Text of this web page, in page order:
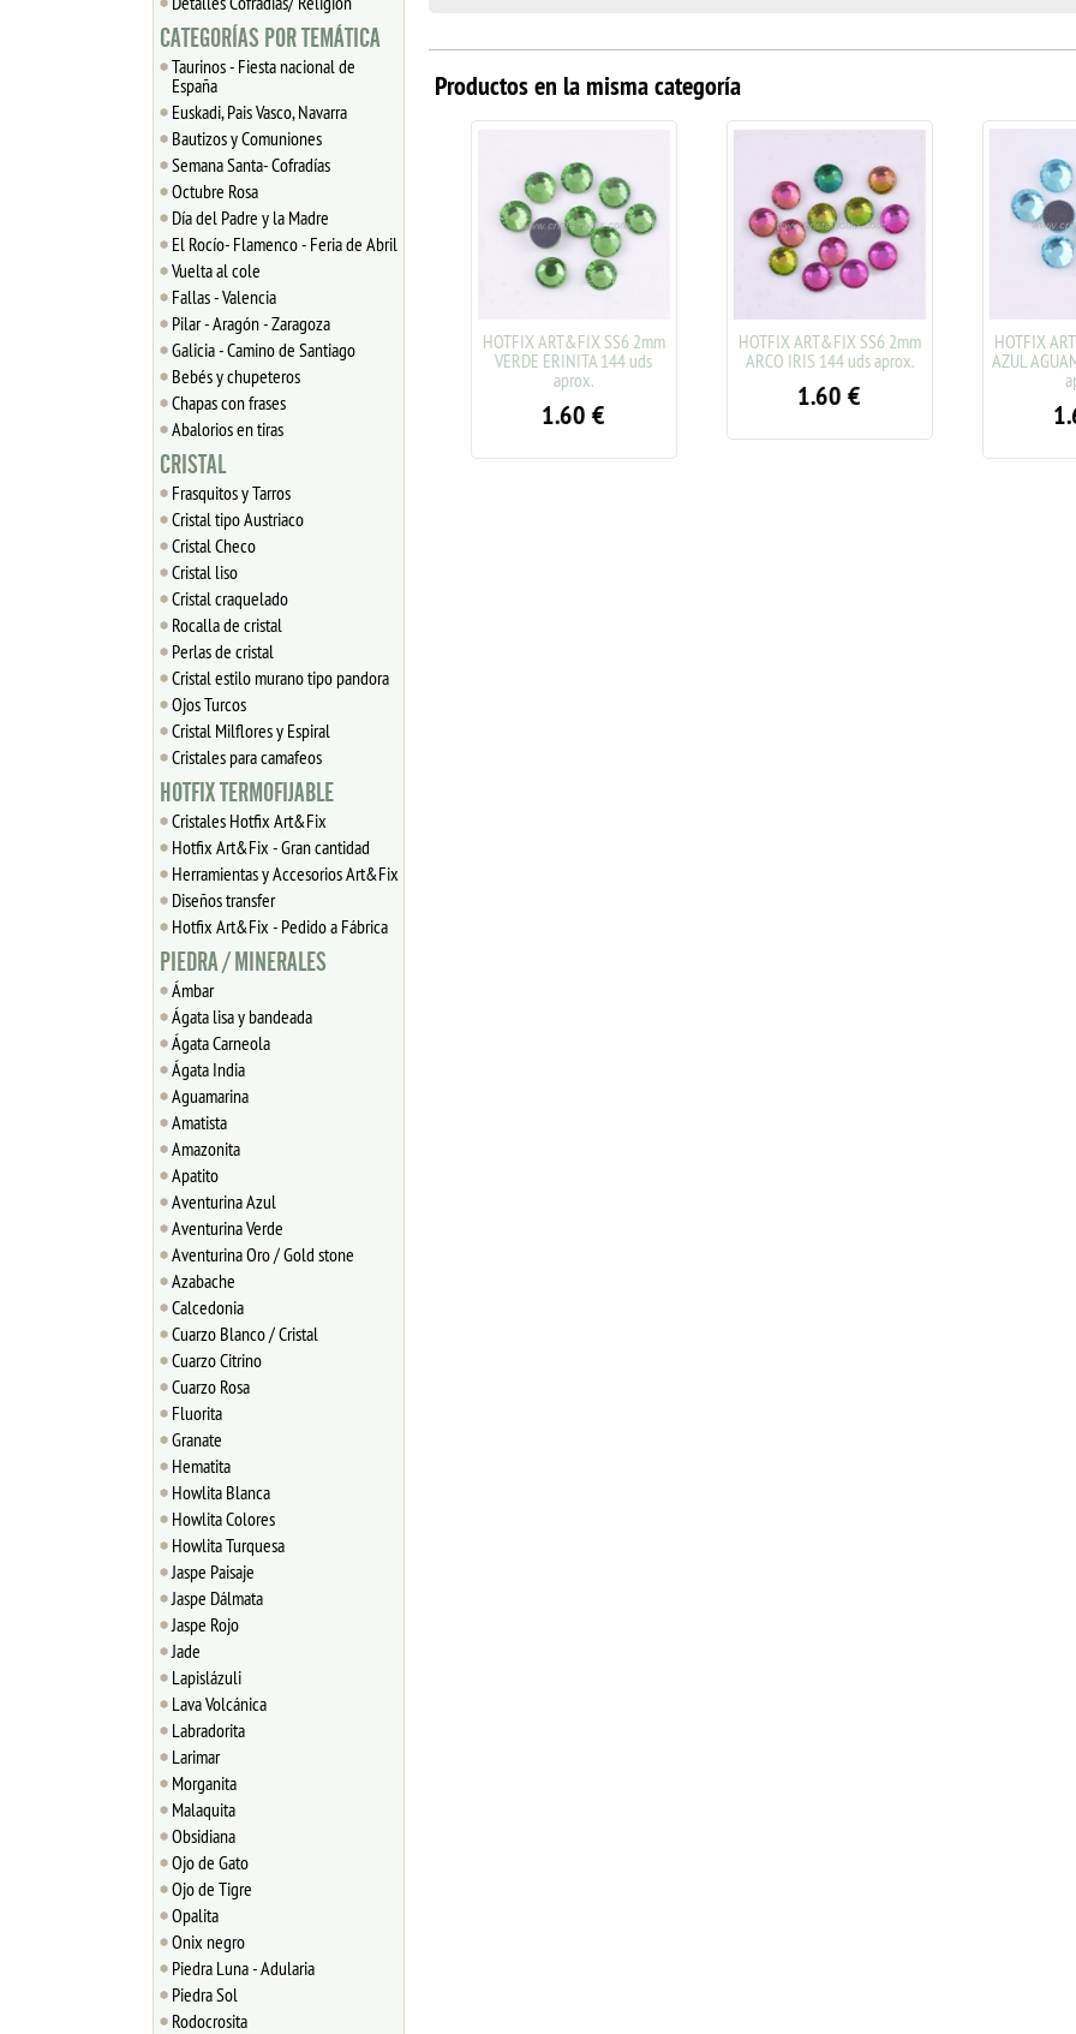
CATEGORÍAS POR TEMÁTICA
Taurinos - Fiesta nacional de
España
Euskadi, Pais Vasco, Navarra
Bautizos y Comuniones
Semana Santa- Cofradías
Octubre Rosa
Día del Padre y la Madre
El Rocío- Flamenco - Feria de Abril
Vuelta al cole
Fallas - Valencia
Pilar - Aragón - Zaragoza
Galicia - Camino de Santiago
Bebés y chupeteros
Chapas con frases
Abalorios en tiras
CRISTAL
Frasquitos y Tarros
Cristal tipo Austriaco
Cristal Checo
Cristal liso
Cristal craquelado
Rocalla de cristal
Perlas de cristal
Cristal estilo murano tipo pandora
Ojos Turcos
Cristal Milflores y Espiral
Cristales para camafeos
HOTFIX TERMOFIJABLE
Cristales Hotfix Art&Fix
Hotfix Art&Fix - Gran cantidad
Herramientas y Accesorios Art&Fix
Diseños transfer
Hotfix Art&Fix - Pedido a Fábrica
PIEDRA / MINERALES
Ámbar
Ágata lisa y bandeada
Ágata Carneola
Ágata India
Aguamarina
Amatista
Amazonita
Apatito
Aventurina Azul
Aventurina Verde
Aventurina Oro / Gold stone
Azabache
Calcedonia
Cuarzo Blanco / Cristal
Cuarzo Citrino
Cuarzo Rosa
Fluorita
Granate
Hematita
Howlita Blanca
Howlita Colores
Howlita Turquesa
Jaspe Paisaje
Jaspe Dálmata
Jaspe Rojo
Jade
Lapislázuli
Lava Volcánica
Labradorita
Larimar
Morganita
Malaquita
Obsidiana
Ojo de Gato
Ojo de Tigre
Opalita
Onix negro
Piedra Luna - Adularia
Piedra Sol
Rodocrosita
Productos en la misma categoría
HOTFIX ART&FIX SS6 2mm
AMATISTA OSCURO 144 uds
aprox.
1.60
HOTFIX ART&FIX SS6 2mm
VERDE ERINITA 144 uds
aprox.
1.60€
HOTFIX ART&FIX SS6 2mm
ARCO IRIS 144 uds aprox.
1.60€
HOTFIX
AZUL